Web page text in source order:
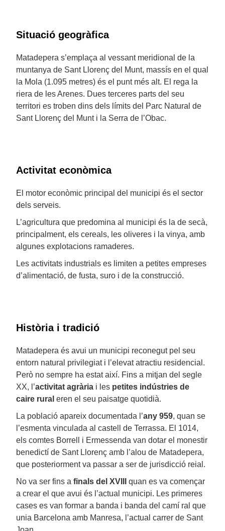
Situació geogràfica
Matadepera s’emplaça al vessant meridional de la
muntanya de Sant Llorenç del Munt, massís en el qual
la Mola (1.095 metres) és el punt més alt. El rega la
riera de les Arenes. Dues terceres parts del seu
territori es troben dins dels límits del Parc Natural de
Sant Llorenç del Munt i la Serra de l’Obac.
Activitat econòmica
El motor econòmic principal del municipi és el sector
dels serveis.
L’agricultura que predomina al municipi és la de secà,
principalment, els cereals, les oliveres i la vinya, amb
algunes explotacions ramaderes.
Les activitats industrials es limiten a petites empreses
d’alimentació, de fusta, suro i de la construcció.
Història i tradició
Matadepera és avui un municipi reconegut pel seu
entorn natural privilegiat i l’elevat atractiu residencial.
Però no sempre ha estat així. Fins a mitjan del segle
XX, l’activitat agrària i les petites indústries de
caire rural eren el seu paisatge quotidià.
La població apareix documentada l’any 959, quan se
l’esmenta vinculada al castell de Terrassa. El 1014,
els comtes Borrell i Ermessenda van dotar el monestir
benedictí de Sant Llorenç amb l’alou de Matadepera,
que posteriorment va passar a ser de jurisdicció reial.
No va ser fins a finals del XVIII
quan es va començar
a crear el que avui és l’actual municipi. Les primeres
cases es van formar a banda i banda del camí ral que
unia Barcelona amb Manresa, l’actual carrer de Sant